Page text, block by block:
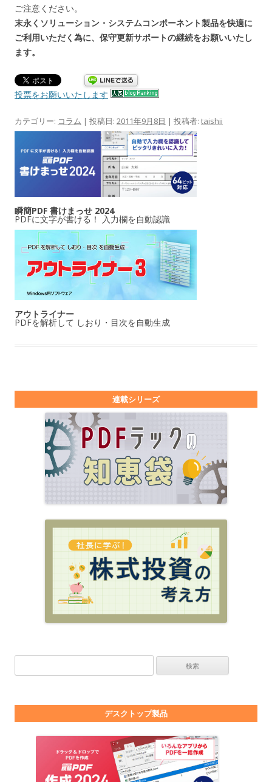
ご注意ください。
末永くソリューション・システムコンポーネント製品を快適に
ご利用いただく為に、保守更新サポートの継続をお願いいたし
ます。
投票をお願いいたします
カテゴリー: コラム | 投稿日: 2011年9月8日 | 投稿者: taishii
瞬簡PDF 書けまっせ 2024
PDFに文字が書ける！ 入力欄を自動認識
アウトライナー
PDFを解析して しおり・目次を自動生成
連載シリーズ
デスクトップ製品